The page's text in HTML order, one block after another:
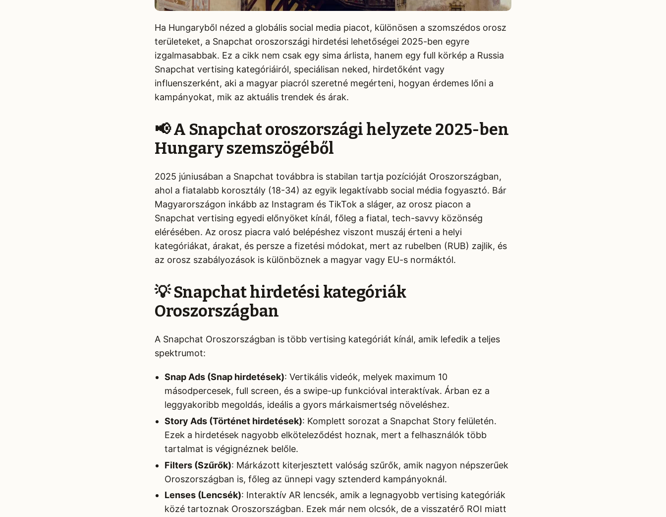
Ha Hungaryből nézed a globális social media piacot, különösen a szomszédos orosz
területeket, a Snapchat oroszországi hirdetési lehetőségei 2025-ben egyre
izgalmasabbak. Ez a cikk nem csak egy sima árlista, hanem egy full körkép a Russia
Snapchat vertising kategóriáiról, speciálisan neked, hirdetőként vagy
influenszerként, aki a magyar piacról szeretné megérteni, hogyan érdemes lőni a
kampányokat, mik az aktuális trendek és árak.
📢 A Snapchat oroszországi helyzete 2025-ben
Hungary szemszögéből
2025 júniusában a Snapchat továbbra is stabilan tartja pozícióját Oroszországban,
ahol a fiatalabb korosztály (18-34) az egyik legaktívabb social média fogyasztó. Bár
Magyarországon inkább az Instagram és TikTok a sláger, az orosz piacon a
Snapchat vertising egyedi előnyöket kínál, főleg a fiatal, tech-savvy közönség
elérésében. Az orosz piacra való belépéshez viszont muszáj érteni a helyi
kategóriákat, árakat, és persze a fizetési módokat, mert az rubelben (RUB) zajlik, és
az orosz szabályozások is különböznek a magyar vagy EU-s normáktól.
💡 Snapchat hirdetési kategóriák
Oroszországban
A Snapchat Oroszországban is több vertising kategóriát kínál, amik lefedik a teljes
spektrumot:
Snap Ads (Snap hirdetések): Vertikális videók, melyek maximum 10
másodpercesek, full screen, és a swipe-up funkcióval interaktívak. Árban ez a
leggyakoribb megoldás, ideális a gyors márkaismertség növeléshez.
Story Ads (Történet hirdetések): Komplett sorozat a Snapchat Story felületén.
Ezek a hirdetések nagyobb elköteleződést hoznak, mert a felhasználók több
tartalmat is végignéznek belőle.
Filters (Szűrők): Márkázott kiterjesztett valóság szűrők, amik nagyon népszerűek
Oroszországban is, főleg az ünnepi vagy sztenderd kampányoknál.
Lenses (Lencsék): Interaktív AR lencsék, amik a legnagyobb vertising kategóriák
közé tartoznak Oroszországban. Ezek már nem olcsók, de a visszatérő ROI miatt